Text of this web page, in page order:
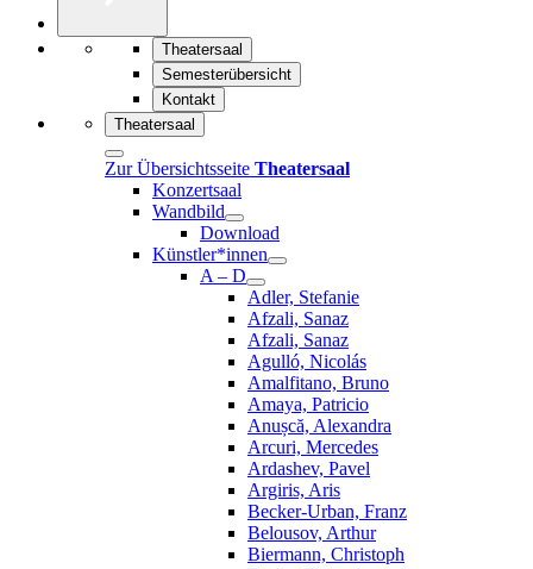
Theatersaal
Semesterübersicht
Kontakt
Theatersaal
Zur Übersichtsseite Theatersaal
Konzertsaal
Wandbild
Download
Künstler*innen
A – D
Adler, Stefanie
Afzali, Sanaz
Afzali, Sanaz
Agulló, Nicolás
Amalfitano, Bruno
Amaya, Patricio
Anușcă, Alexandra
Arcuri, Mercedes
Ardashev, Pavel
Argiris, Aris
Becker-Urban, Franz
Belousov, Arthur
Biermann, Christoph